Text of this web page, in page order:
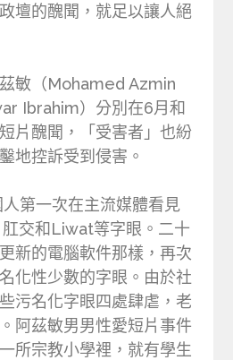
壇的醜聞，就足以讓人絕
敏（Mohamed Azmin
Ibrahim）分別在6月和
片醜聞，「受害者」也紛
地控訴受到侵害。
第一次在主流媒體看見
交和Liwat等字眼。二十
新的電腦軟件那樣，再次
化性少數的字眼。由於社
污名化字眼四處肆虐，老
阿茲敏男男性愛短片事件
所宗教小學裡，就有學生